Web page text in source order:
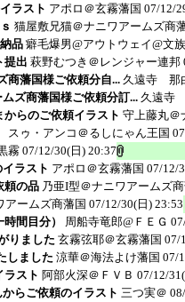
ラスト アポロ＠玄霧藩国 07/12/
猫屋敷兄猫＠ナニワアームズ商
品 癖毛爆男@アウトウェイ@文族
提出 萩野むつき＠レンジャー連邦
商藩国様ご依頼分自... 久遠寺 那
ズ商藩国様ご依頼分訂... 久遠寺
らのご依頼イラスト 守上藤丸＠
スゥ・アンコ＠るしにゃん王国
霧 07/12/30(日) 20:37
ラスト アポロ＠玄霧藩国 07/12/
頼の品 乃亜I型＠ナニワアームズ
アームズ商藩国 07/12/30(日) 23:53
間目分）
周船寺竜郎@ＦＥＧ
りました 玄霧弦耶＠玄霧藩国 07/
しました 涼華＠海法よけ藩国 07/
ラスト 阿部火深＠ＦＶＢ 07/12/
らご依頼のイラスト 三つ実＠